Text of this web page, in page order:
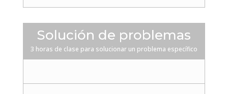
Solución de problemas
3 horas de clase para solucionar un problema específico